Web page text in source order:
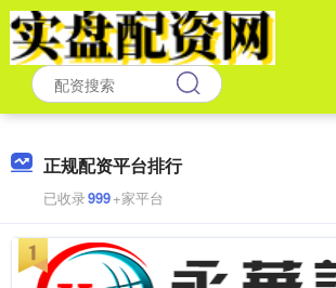
正规配资平台排行
已收录999+家平台